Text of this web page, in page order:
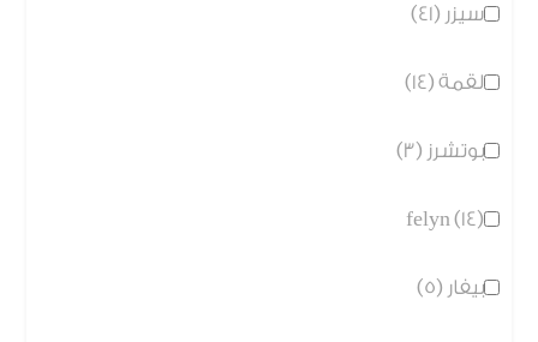
سيزر (41)
لقمة (14)
بوتشرز (3)
felyn (14)
بيفار (5)